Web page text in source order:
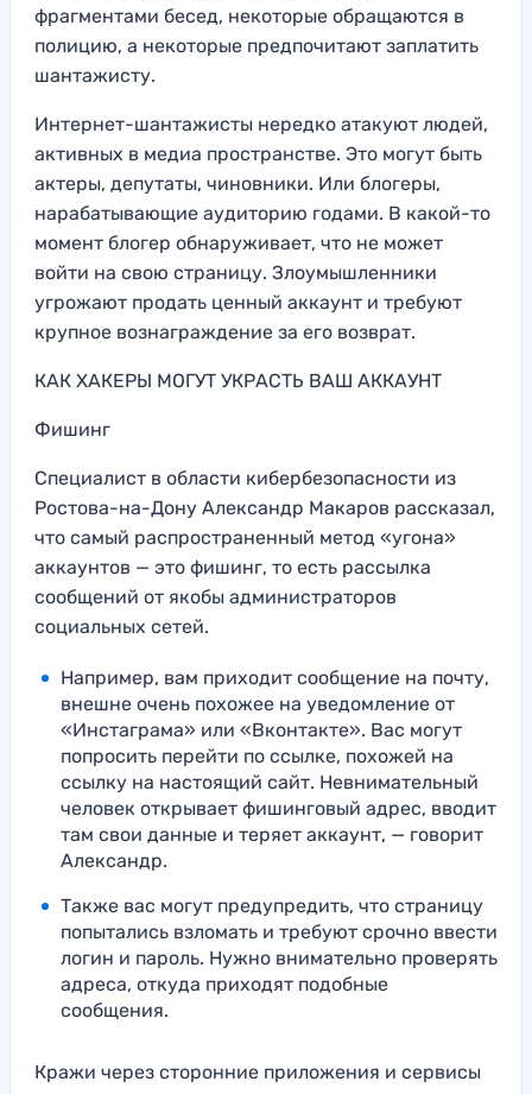
фрагментами бесед, некоторые обращаются в
полицию, а некоторые предпочитают заплатить
шантажисту.
Интернет-шантажисты нередко атакуют людей,
активных в медиа пространстве. Это могут быть
актеры, депутаты, чиновники. Или блогеры,
нарабатывающие аудиторию годами. В какой-то
момент блогер обнаруживает, что не может
войти на свою страницу. Злоумышленники
угрожают продать ценный аккаунт и требуют
крупное вознаграждение за его возврат.
КАК ХАКЕРЫ МОГУТ УКРАСТЬ ВАШ АККАУНТ
Фишинг
Специалист в области кибербезопасности из
Ростова-на-Дону Александр Макаров рассказал,
что самый распространенный метод «угона»
аккаунтов — это фишинг, то есть рассылка
сообщений от якобы администраторов
социальных сетей.
Например, вам приходит сообщение на почту,
внешне очень похожее на уведомление от
«Инстаграма» или «Вконтакте». Вас могут
попросить перейти по ссылке, похожей на
ссылку на настоящий сайт. Невнимательный
человек открывает фишинговый адрес, вводит
там свои данные и теряет аккаунт, — говорит
Александр.
Также вас могут предупредить, что страницу
попытались взломать и требуют срочно ввести
логин и пароль. Нужно внимательно проверять
адреса, откуда приходят подобные
сообщения.
Кражи через сторонние приложения и сервисы